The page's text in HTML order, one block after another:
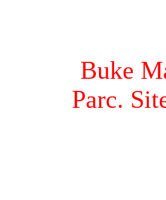
Buke
Parc.